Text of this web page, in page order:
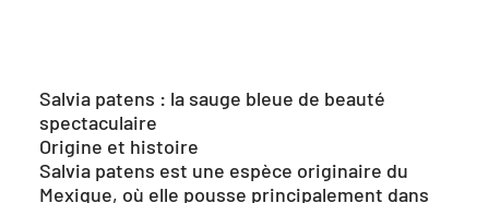
Salvia patens : la sauge bleue de beauté
spectaculaire
Origine et histoire
Salvia patens est une espèce originaire du
Mexique, où elle pousse principalement dans